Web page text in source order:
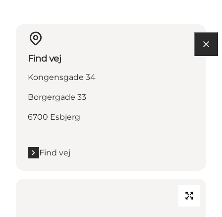
Find vej
Kongensgade 34
Borgergade 33
6700 Esbjerg
Find vej